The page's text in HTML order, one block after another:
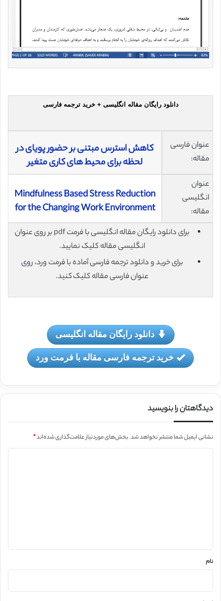
دانلود رایگان مقاله انگلیسی + خرید ترجمه فارسی
عنوان فارسی
مقاله:
کاهش استرس مبتنی بر حضور پویای در
لحظه برای محیط های کاری متغیر
عنوان
انگلیسی
مقاله:
Mindfulness Based Stress Reduction
for the Changing Work Environment
برای دانلود رایگان مقاله انگلیسی با فرمت pdf بر روی عنوان
انگلیسی مقاله کلیک نمایید.
برای خرید و دانلود ترجمه فارسی آماده با فرمت ورد، روی
عنوان فارسی مقاله کلیک کنید.
دانلود رایگان مقاله انگلیسی
خرید ترجمه فارسی مقاله با فرمت ورد
دیدگاهتان را بنویسید
نشانی ایمیل شما منتشر نخواهد شد.بخش‌های موردنیاز علامت‌گذاری شده‌اند*
نام